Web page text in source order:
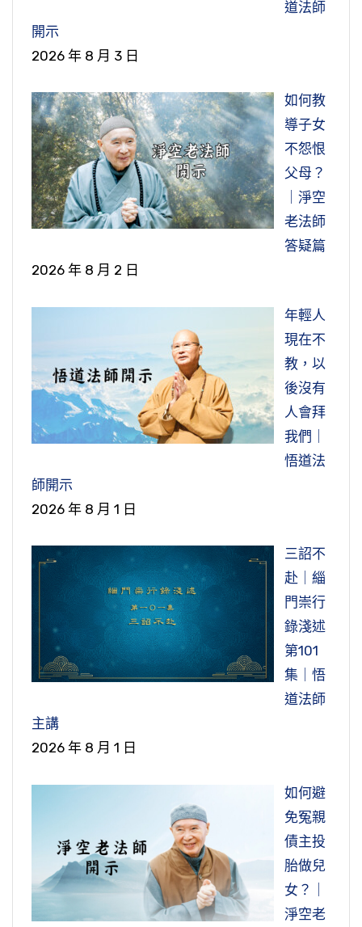
道法師
開示
2026 年 8 月 3 日
如何教
導子女
不怨恨
父母？
｜淨空
老法師
答疑篇
2026 年 8 月 2 日
年輕人
現在不
教，以
後沒有
人會拜
我們｜
悟道法
師開示
2026 年 8 月 1 日
三詔不
赴｜緇
門崇行
錄淺述
第101
集｜悟
道法師
主講
2026 年 8 月 1 日
如何避
免冤親
債主投
胎做兒
女？｜
淨空老